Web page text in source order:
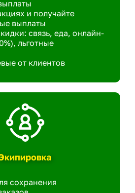
и получайте
выплаты
связь, еда, онлайн-
льготные
от клиентов
сохранения